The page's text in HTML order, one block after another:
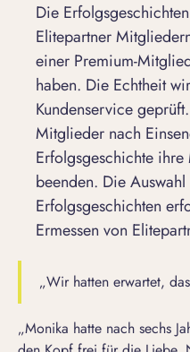
Die
Elitepartner
einer Premium-
haben. Die Echtheit
Kundenservice
Mitglieder nach
Erfolgsgeschichte
beenden. Die
Erfolgsgeschichten
Ermessen von
„Wir hatten erwartet,
„Monika hatte nach sechs